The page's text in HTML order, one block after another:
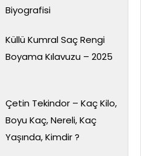
Biyografisi
Küllü Kumral Saç Rengi
Boyama Kılavuzu – 2025
Çetin Tekindor – Kaç Kilo,
Boyu Kaç, Nereli, Kaç
Yaşında, Kimdir ?